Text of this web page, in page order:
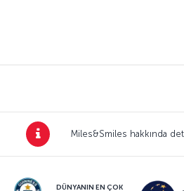
Miles&Smiles hakkında
DÜNYANIN EN ÇOK